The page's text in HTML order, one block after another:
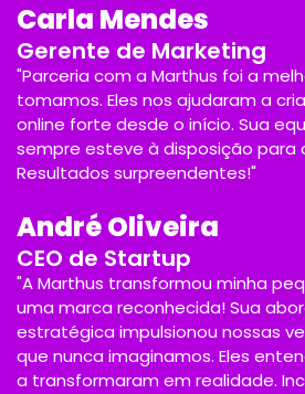
Carla Mendes
Gerente de Marketing
"Parceria com a Marthus foi a
tomamos. Eles nos ajudaram a
online forte desde o início. Sua
sempre esteve à disposição para
Resultados surpreendentes!"
André Oliveira
CEO de Startup
"A Marthus transformou minha
uma marca reconhecida! Sua
estratégica impulsionou nossas
que nunca imaginamos. Eles
a transformaram em realidade.